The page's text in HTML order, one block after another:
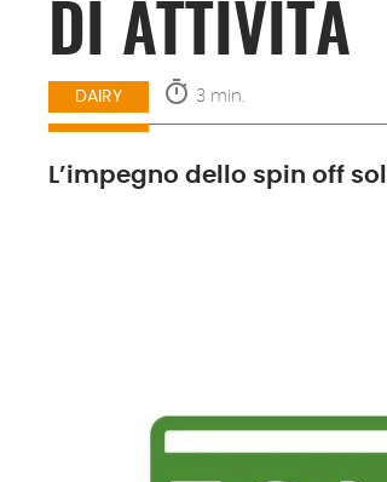
DI ATTIVITÀ
DAIRY timer 3 min.
L’impegno dello spin off